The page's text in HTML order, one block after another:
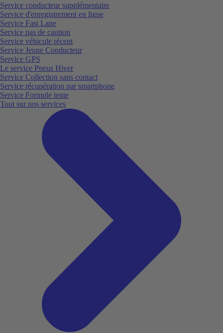
Service conducteur supplémentaire
Service d'enregistrement en ligne
Service Fast Lane
Service pas de caution
Service véhicule récent
Service Jeune Conducteur
Service GPS
Le service Pneus Hiver
Service Collection sans contact
Service récupération par smartphone
Service Formule tente
Tout sur nos services